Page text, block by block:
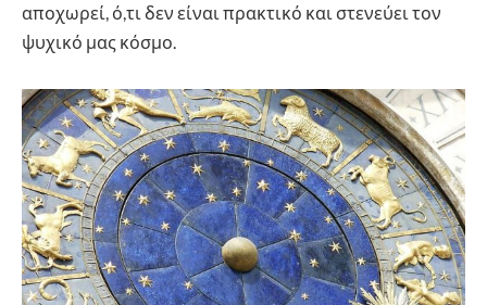
αποχωρεί, ό,τι δεν είναι πρακτικό και στενεύει τον
ψυχικό μας κόσμο.